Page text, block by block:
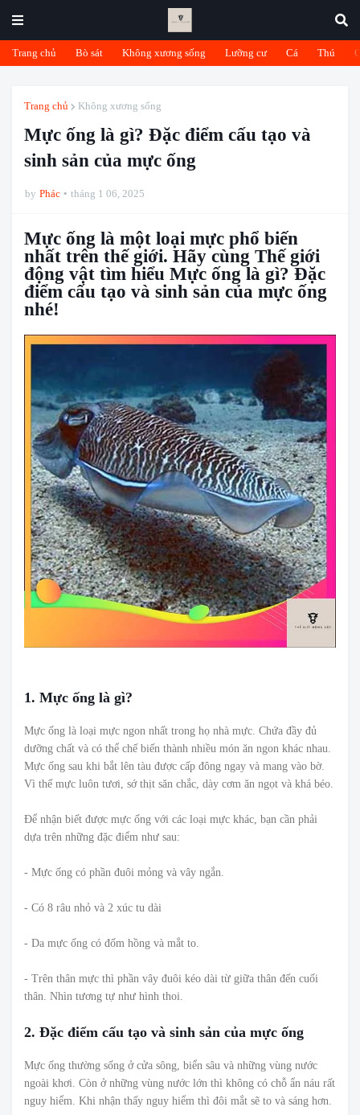
Trang chủ Bò sát Không xương sống Lưỡng cư Cá Thú
Trang chủ Không xương sống
Mực ống là gì? Đặc điểm cấu tạo và
sinh sản của mực ống
by Phác tháng 1 06, 2025
Mực ống là một loại mực phổ biến
nhất trên thế giới. Hãy cùng Thế giới
động vật tìm hiểu Mực ống là gì? Đặc
điểm cấu tạo và sinh sản của mực ống
nhé!
1. Mực ống là gì?
Mực ống là loại mực ngon nhất trong họ nhà mực. Chứa đầy đủ
dưỡng chất và có thể chế biến thành nhiều món ăn ngon khác nhau.
Mực ống sau khi bắt lên tàu được cấp đông ngay và mang vào bờ.
Vì thế mực luôn tươi, sớ thịt săn chắc, dày cơm ăn ngọt và khá béo.
Để nhận biết được mực ống với các loại mực khác, bạn cần phải
dựa trên những đặc điểm như sau:
- Mực ống có phần đuôi mỏng và vây ngắn.
- Có 8 râu nhỏ và 2 xúc tu dài
- Da mực ống có đốm hồng và mắt to.
- Trên thân mực thì phần vây đuôi kéo dài từ giữa thân đến cuối
thân. Nhìn tương tự như hình thoi.
2. Đặc điểm cấu tạo và sinh sản của mực ống
Mực ống thường sống ở cửa sông, biển sâu và những vùng nước
ngoài khơi. Còn ở những vùng nước lớn thì không có chỗ ẩn náu rất
nguy hiểm. Khi nhận thấy nguy hiểm thì đôi mắt sẽ to và sáng hơn.